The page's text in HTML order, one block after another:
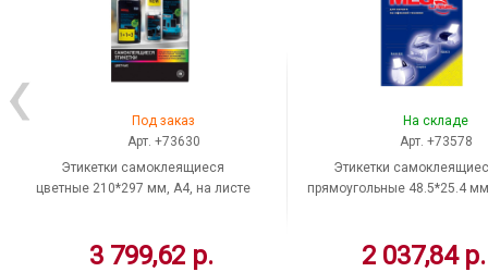
Под заказ
Арт. +73630
Этикетки самоклеящиеся
цветные 210*297 мм, A4, на листе
Россия
3 799,62 р.
На складе
Арт. +73578
Этикетки
прямоугольные 48.5*25.4
Россия
2 037,84 р.